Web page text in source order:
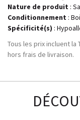
Nature de produit :
Conditionnement :
Spécificité(s) :
Tous les prix incluent la
hors frais de livraison.